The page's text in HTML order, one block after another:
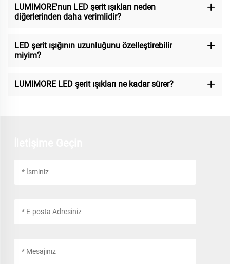
LUMIMORE'nun LED şerit ışıkları neden
diğerlerinden daha verimlidir?
LED şerit ışığının uzunluğunu özelleştirebilir
miyim?
LUMIMORE LED şerit ışıkları ne kadar sürer?